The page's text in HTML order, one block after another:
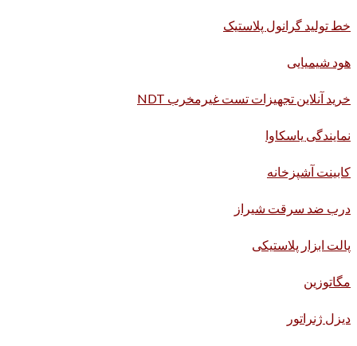
خط تولید گرانول پلاستیک
هود شیمیایی
خرید آنلاین تجهیزات تست غیرمخرب NDT
نمایندگی یاسکاوا
کابینت آشپزخانه
درب ضد سرقت شیراز
پالت ابزار پلاستیکی
مگاتوزین
دیزل ژنراتور